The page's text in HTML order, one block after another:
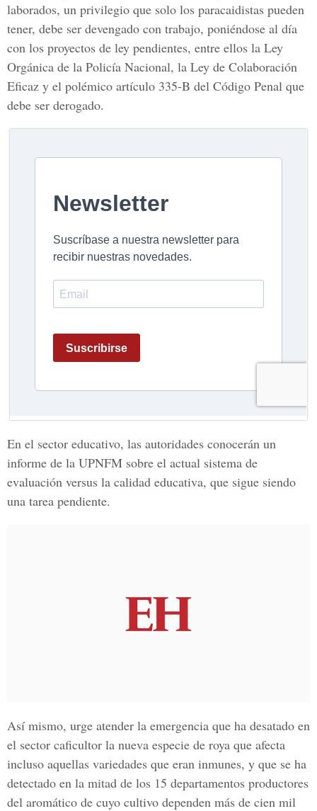
laborados, un privilegio que solo los paracaidistas pueden
tener, debe ser devengado con trabajo, poniéndose al día
con los proyectos de ley pendientes, entre ellos la Ley
Orgánica de la Policía Nacional, la Ley de Colaboración
Eficaz y el polémico artículo 335-B del Código Penal que
debe ser derogado.
En el sector educativo, las autoridades conocerán un
informe de la UPNFM sobre el actual sistema de
evaluación versus la calidad educativa, que sigue siendo
una tarea pendiente.
Así mismo, urge atender la emergencia que ha desatado en
el sector caficultor la nueva especie de roya que afecta
incluso aquellas variedades que eran inmunes, y que se ha
detectado en la mitad de los 15 departamentos productores
del aromático de cuyo cultivo dependen más de cien mil